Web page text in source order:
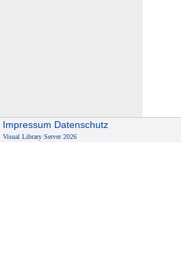
Impressum Datenschutz
Visual Library Server 2026